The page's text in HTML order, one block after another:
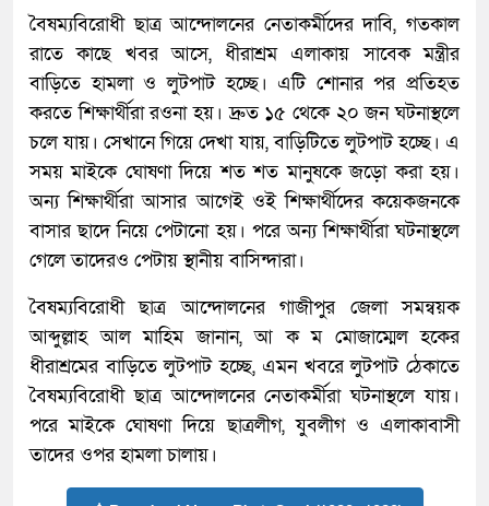
বৈষম্যবিরোধী ছাত্র আন্দোলনের নেতাকর্মীদের দাবি, গতকাল
রাতে কাছে খবর আসে, ধীরাশ্রম এলাকায় সাবেক মন্ত্রীর
বাড়িতে হামলা ও লুটপাট হচ্ছে। এটি শোনার পর প্রতিহত
করতে শিক্ষার্থীরা রওনা হয়। দ্রুত ১৫ থেকে ২০ জন ঘটনাস্থলে
চলে যায়। সেখানে গিয়ে দেখা যায়, বাড়িটিতে লুটপাট হচ্ছে। এ
সময় মাইকে ঘোষণা দিয়ে শত শত মানুষকে জড়ো করা হয়।
অন্য শিক্ষার্থীরা আসার আগেই ওই শিক্ষার্থীদের কয়েকজনকে
বাসার ছাদে নিয়ে পেটানো হয়। পরে অন্য শিক্ষার্থীরা ঘটনাস্থলে
গেলে তাদেরও পেটায় স্থানীয় বাসিন্দারা।
বৈষম্যবিরোধী ছাত্র আন্দোলনের গাজীপুর জেলা সমন্বয়ক
আব্দুল্লাহ আল মাহিম জানান, আ ক ম মোজাম্মেল হকের
ধীরাশ্রমের বাড়িতে লুটপাট হচ্ছে, এমন খবরে লুটপাট ঠেকাতে
বৈষম্যবিরোধী ছাত্র আন্দোলনের নেতাকর্মীরা ঘটনাস্থলে যায়।
পরে মাইকে ঘোষণা দিয়ে ছাত্রলীগ, যুবলীগ ও এলাকাবাসী
তাদের ওপর হামলা চালায়।